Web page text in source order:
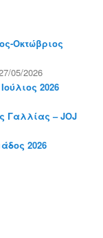
Οκτώβριος
05/2026
2026
Γαλλίας – JOJ
2026